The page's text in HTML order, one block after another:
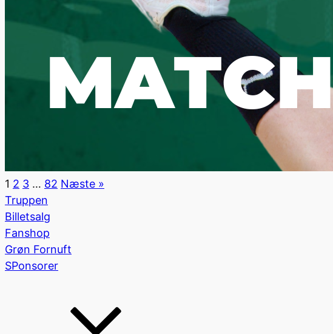
1 2 3 … 82 Næste »
Truppen
Billetsalg
Fanshop
Grøn Fornuft
SPonsorer